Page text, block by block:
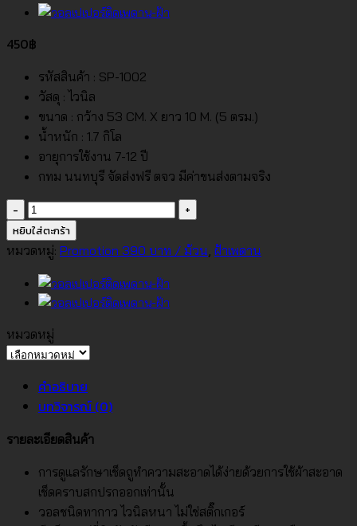
450฿
รหัสสินค้า : SP-1002
วัสดุ : ไวนิล
ขนาด : กว้าง 53 CM. X ยาว 10 M. (5 ตรม.)
น้ำหนัก : 1.7 กิโล
อายุการใช้งาน 7-12 ปี
กทม นนทบุรี จัดส่งฟรี ตจว มีค่าขนส่งตามจริง
จำนวน
วอลเปเปอร์
เพดาน-
No.SP-
1002
ชิ้น
หยิบใส่ตะกร้า
หมวดหมู่: Promotion 390 บาท / ม้วน ฝ้าเพดาน
หมวดหมู่
หมวด
คำอธิบาย
บทวิจารณ์ (0)
รายละเอียดสินค้า
การดูแลรักษาเช็ดถูทำความสะอาดได้ง่ายด้วยการใช้ผ้าสะอาด
เช็ดคราบสกปรกออกเท่านั้น
วอลชนิดทากาว ไวนิลหนา ไม่ใช่สติ๊กเกอร์